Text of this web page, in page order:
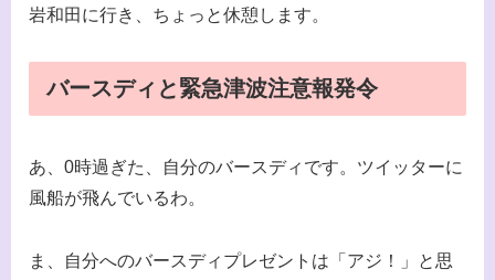
岩和田に行き、ちょっと休憩します。
バースディと緊急津波注意報発令
あ、0時過ぎた、自分のバースディです。ツイッターに
風船が飛んでいるわ。
ま、自分へのバースディプレゼントは「アジ！」と思